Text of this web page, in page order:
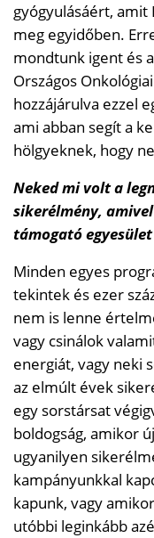
gyógyulásáért, amit
meg egyidőben.
mondtunk igent és
Országos
hozzájárulva ezzel
ami abban segít a
hölgyeknek, hogy
Neked mi volt a
sikerélmény,
támogató
Minden egyes
tekintek és ezer
nem is lenne
vagy csinálok
energiát, vagy neki
az elmúlt évek
egy sorstársat
boldogság, amikor
ugyanilyen
kampányunkkal
kapunk, vagy
utóbbi leginkább